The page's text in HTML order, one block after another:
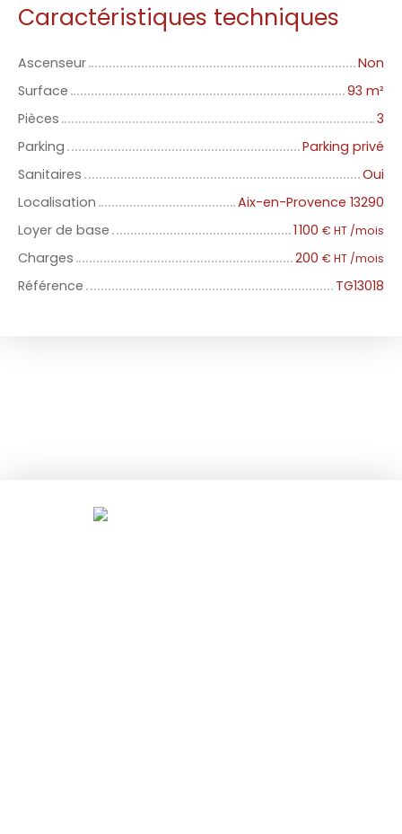
Caractéristiques techniques
Ascenseur
Non
Surface
93 m²
Pièces
3
Parking
Parking privé
Sanitaires
Oui
Localisation
Aix-en-Provence 13290
Loyer de base
1 100 € HT /mois
Charges 200 € HT /mois
Référence TG13018